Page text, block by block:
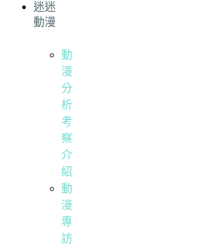
迷迷
動漫
動
漫
分
析
考
察
介
紹
動
漫
專
訪